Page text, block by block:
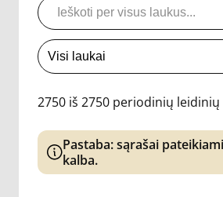
2750 iš 2750 periodinių leidinių
Pastaba: sąrašai
kalba.